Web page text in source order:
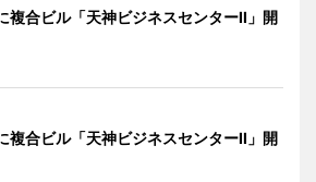
複合ビル「天神ビジネスセンターII」開
複合ビル「天神ビジネスセンターII」開